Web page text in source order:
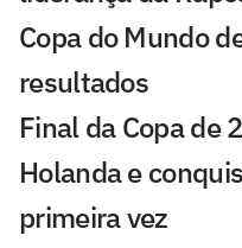
Copa do Mundo
resultados
Final da Copa de
Holanda e
primeira vez